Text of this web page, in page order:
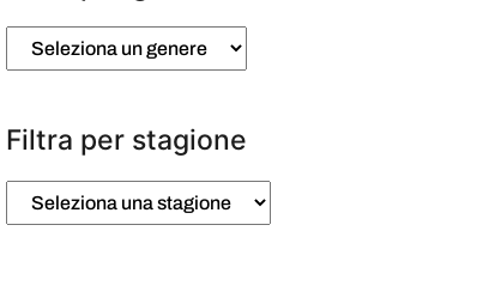
Filtra per stagione